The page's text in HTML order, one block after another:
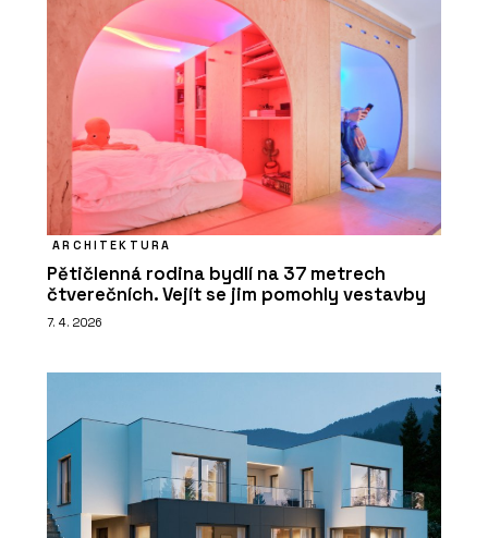
ARCHITEKTURA
Pětičlenná rodina bydlí na 37 metrech
čtverečních. Vejít se jim pomohly vestavby
7. 4. 2026